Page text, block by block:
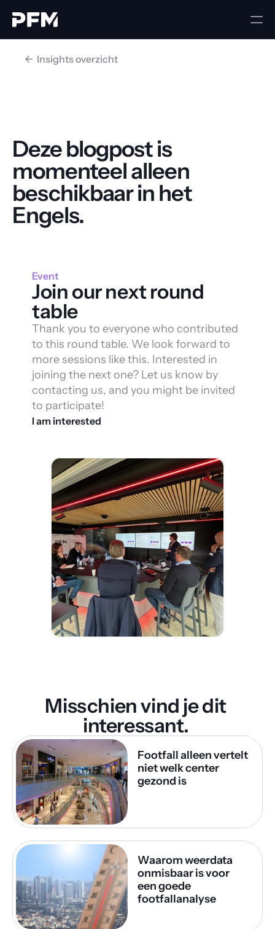
<-  Insights overzicht
Deze blogpost is
momenteel alleen
beschikbaar in het
Engels.
Event
Join our next round
table
Thank you to everyone who contributed
to this round table. We look forward to
more sessions like this. Interested in
joining the next one? Let us know by
contacting us, and you might be invited
to participate!
I am interested
Misschien vind je dit
interessant.
Footfall alleen vertelt
niet welk center
gezond is
Waarom weerdata
onmisbaar is voor
een goede
footfallanalyse